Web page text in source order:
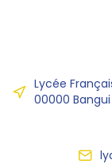
Lycée
00000 Bangui